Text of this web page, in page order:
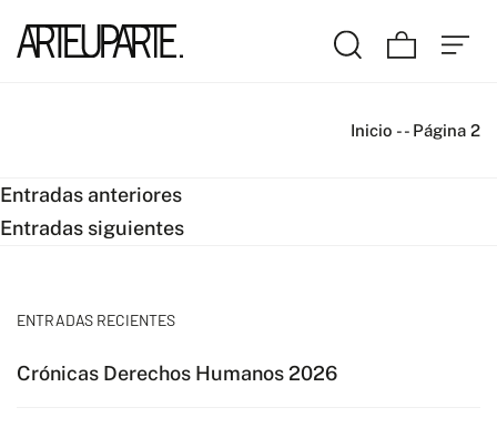
Inicio -- Página 2
Navegación
de
Entradas anteriores
Entradas siguientes
ENTRADAS RECIENTES
Crónicas Derechos Humanos 2026